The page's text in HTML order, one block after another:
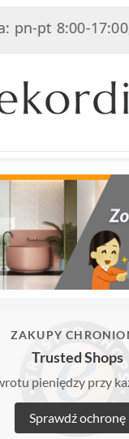
8:00-17:00, sob
ZAKUPY
Trusted Shops
pieniędzy przy
Sprawdź ochronę